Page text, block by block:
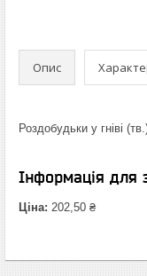
Опис
Роздобудьки у гніві
Інформація для
Ціна: 202,50 ₴